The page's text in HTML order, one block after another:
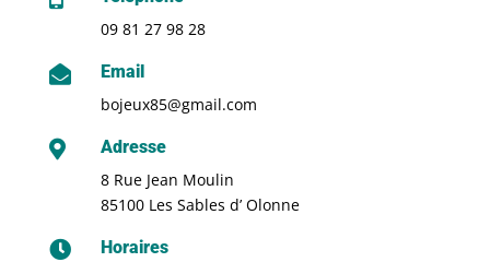
09 81 27 98 28

Email
bojeux85@gmail.com

Adresse
8 Rue Jean Moulin
85100 Les Sables d’ Olonne

Horaires